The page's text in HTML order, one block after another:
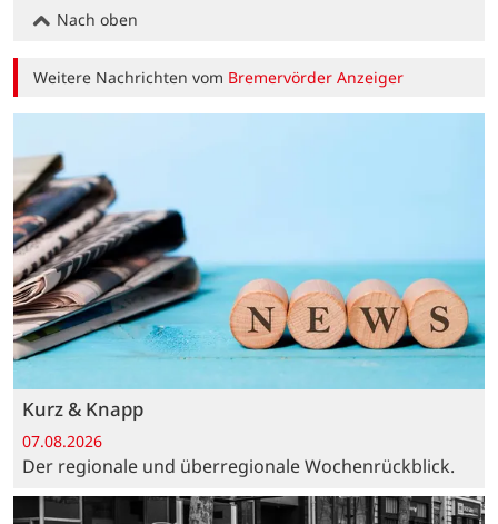
Nach oben
Weitere Nachrichten vom Bremervörder Anzeiger
Kurz & Knapp
07.08.2026
Der regionale und überregionale Wochenrückblick.